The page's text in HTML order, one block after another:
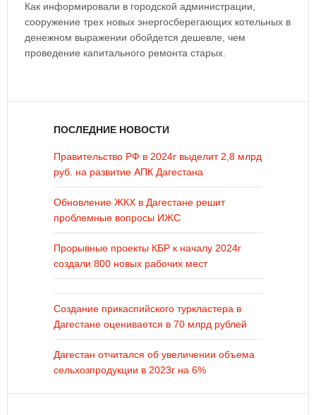
Как информировали в городской администрации,
сооружение трех новых энергосберегающих котельных в
денежном выражении обойдется дешевле, чем
проведение капитального ремонта старых.
ПОСЛЕДНИЕ НОВОСТИ
Правительство РФ в 2024г выделит 2,8 млрд
руб. на развитие АПК Дагестана
Обновление ЖКХ в Дагестане решит
проблемные вопросы ИЖС
Прорывные проекты КБР к началу 2024г
создали 800 новых рабочих мест
Создание прикаспийского туркластера в
Дагестане оценивается в 70 млрд рублей
Дагестан отчитался об увеличении объема
сельхозпродукции в 2023г на 6%